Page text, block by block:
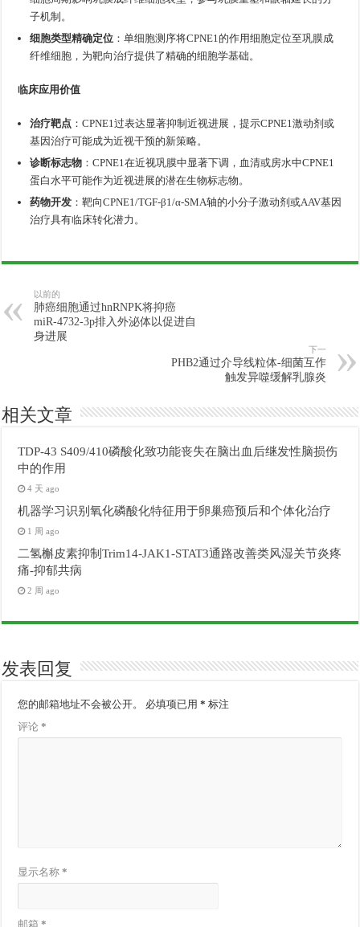
子机制。
细胞类型精确定位 ：单细胞测序将CPNE1的作用细胞定位至巩膜成
纤维细胞，为靶向治疗提供了精确的细胞学基础。
临床应用价值
治疗靶点 ：CPNE1过表达显著抑制近视进展，提示CPNE1激动剂或
基因治疗可能成为近视干预的新策略。
诊断标志物 ：CPNE1在近视巩膜中显著下调，血清或房水中CPNE1
蛋白水平可能作为近视进展的潜在生物标志物。
药物开发 ：靶向CPNE1/TGF-β1/α-SMA轴的小分子激动剂或AAV基因
治疗具有临床转化潜力。
以前的
肺癌细胞通过hnRNPK将抑癌
miR-4732-3p排入外泌体以促进自
身进展
下一
PHB2通过介导线粒体-细菌互作
触发异噬缓解乳腺炎
相关文章
TDP-43 S409/410磷酸化致功能丧失在脑出血后继发性脑损伤
中的作用
4 天 ago
机器学习识别氧化磷酸化特征用于卵巢癌预后和个体化治疗
1 周 ago
二氢槲皮素抑制Trim14-JAK1-STAT3通路改善类风湿关节炎疼
痛-抑郁共病
2 周 ago
发表回复
您的邮箱地址不会被公开。 必填项已用* 标注
评论*
显示名称*
邮箱*